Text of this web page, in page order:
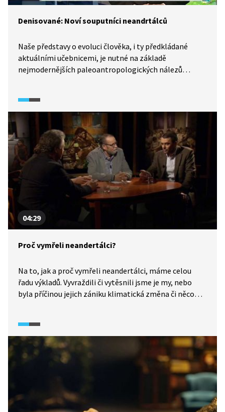
Denisované: Noví souputníci neandrtálců
Naše představy o evoluci člověka, i ty předkládané
aktuálními učebnicemi, je nutné na základě
nejmodernějších paleoantropologických nálezů
ženského prstu. Genetická analýza ukázala, že dávná
žena nepatřila ani k příslušníkům druhu Homo sapiens,
ani k neandrtálcům, ale že se zde jedná o nový lidský
druh, denisovany.
04:29
Proč vymřeli neandertálci?
Na to, jak a proč vymřeli neandertálci, máme celou
řadu výkladů. Vyvraždili či vytěsnili jsme je my, nebo
byla příčinou jejich zániku klimatická změna či něco